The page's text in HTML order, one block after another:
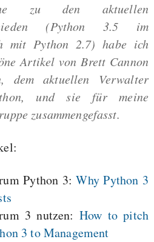
zu den aktuellen
(Python 3.5 im
mit Python 2.7) habe ich
Artikel von Brett Cannon
dem aktuellen Verwalter
und sie für meine
zusammengefasst.
Python 3:Why Python 3
3 nutzen: How to pitch
3 to Management